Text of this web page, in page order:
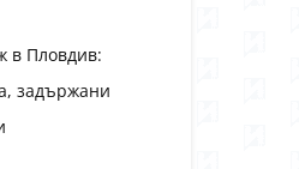
в Пловдив:
задържани